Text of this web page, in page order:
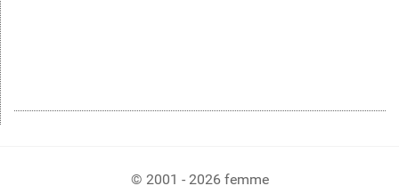
© 2001 - 2026 femme